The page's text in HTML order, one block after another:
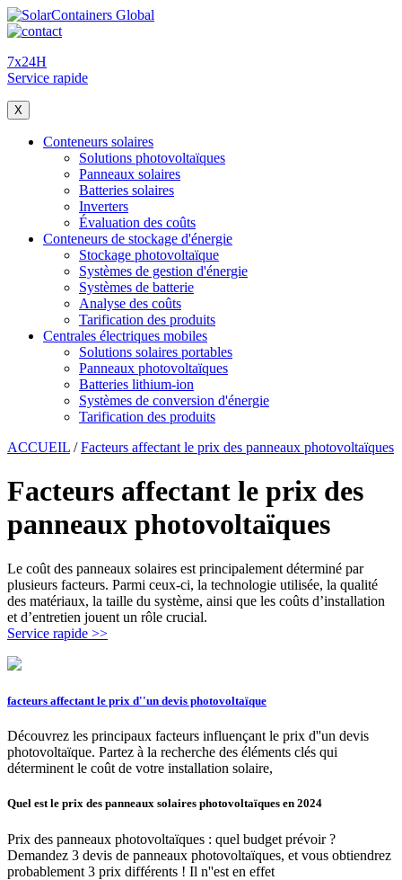
7x24H
Service rapide
X
Conteneurs solaires
Solutions photovoltaïques
Panneaux solaires
Batteries solaires
Inverters
Évaluation des coûts
Conteneurs de stockage d'énergie
Stockage photovoltaïque
Systèmes de gestion d'énergie
Systèmes de batterie
Analyse des coûts
Tarification des produits
Centrales électriques mobiles
Solutions solaires portables
Panneaux photovoltaïques
Batteries lithium-ion
Systèmes de conversion d'énergie
Tarification des produits
ACCUEIL /Facteurs affectant le prix des panneaux photovoltaïques
Facteurs affectant le prix des
panneaux photovoltaïques
Le coût des panneaux solaires est principalement déterminé par
plusieurs facteurs. Parmi ceux-ci, la technologie utilisée, la qualité
des matériaux, la taille du système, ainsi que les coûts d’installation
et d’entretien jouent un rôle crucial.
Service rapide >>
facteurs affectant le prix d''un devis photovoltaïque
Découvrez les principaux facteurs influençant le prix d''un devis
photovoltaïque. Partez à la recherche des éléments clés qui
déterminent le coût de votre installation solaire,
Quel est le prix des panneaux solaires photovoltaïques en 2024
Prix des panneaux photovoltaïques : quel budget prévoir ?
Demandez 3 devis de panneaux photovoltaïques, et vous obtiendrez
probablement 3 prix différents ! Il n''est en effet